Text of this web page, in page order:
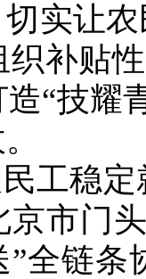
实让
补贴
造“技耀
工稳
市门
全链条